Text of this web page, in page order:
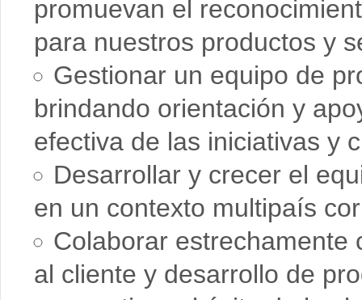
promuevan el
para nuestros productos y
Gestionar un equipo de
brindando orientación y
efectiva de las iniciativas y
Desarrollar y crecer el
en un contexto multipaís
Colaborar estrechamente
al cliente y desarrollo de